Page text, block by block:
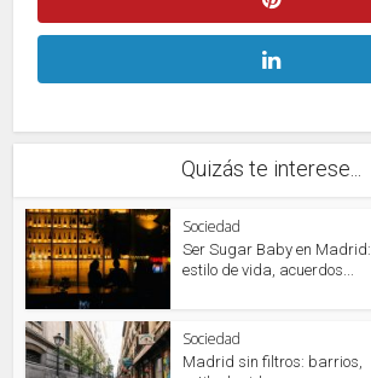
Quizás te interese...
Sociedad
Ser Sugar Baby en Madrid:
estilo de vida, acuerdos...
Sociedad
Madrid sin filtros: barrios,